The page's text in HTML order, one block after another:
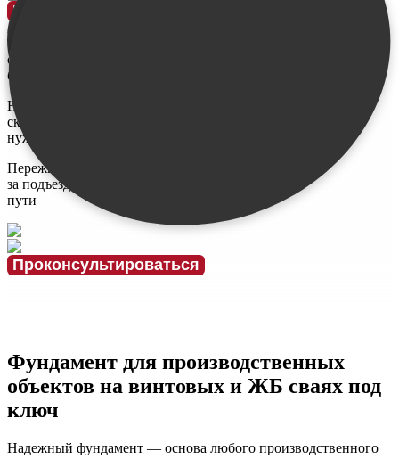
Проконсультироваться
У меня
ограничен
бюджет
Не знаю,
сколько и каких
нужно свай
Переживаю
за подъездные
пути
Проконсультироваться
Фундамент для производственных
объектов на винтовых и ЖБ сваях под
ключ
Надежный фундамент — основа любого производственного